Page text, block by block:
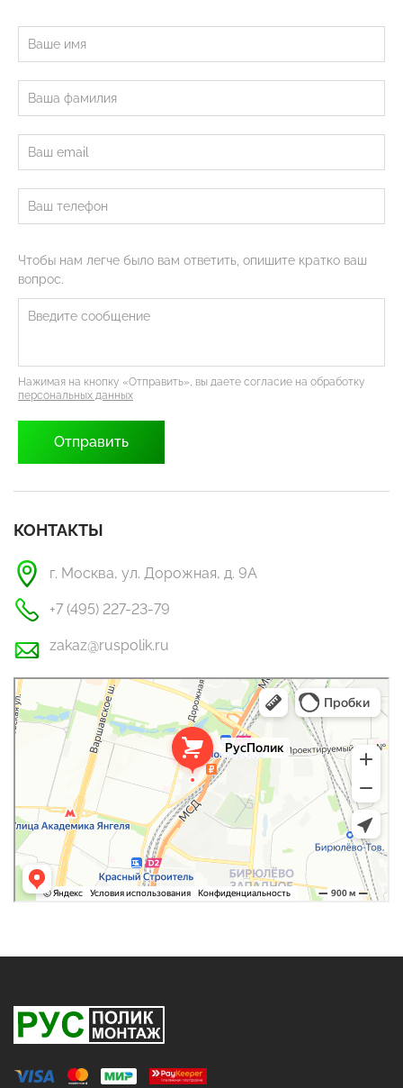
Чтобы нам легче было вам ответить, опишите кратко ваш
вопрос.
Нажимая на кнопку «Отправить», вы даете согласие на обработку
персональных данных
КОНТАКТЫ
г. Москва, ул. Дорожная, д. 9А
+7 (495) 227-23-79
zakaz@ruspolik.ru
РусПолик
Оргстекло, поликарбонат в Москве
Строительные и отделочные работы в Москве